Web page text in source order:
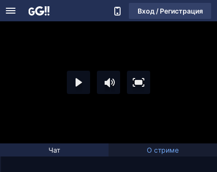
Вход / Регистрация
Чат О стриме